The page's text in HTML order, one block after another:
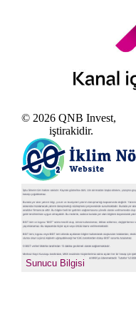
© 2026 QNB Invest,
iştirakidir.
Sunucu Bilgisi
sıkcasorulan